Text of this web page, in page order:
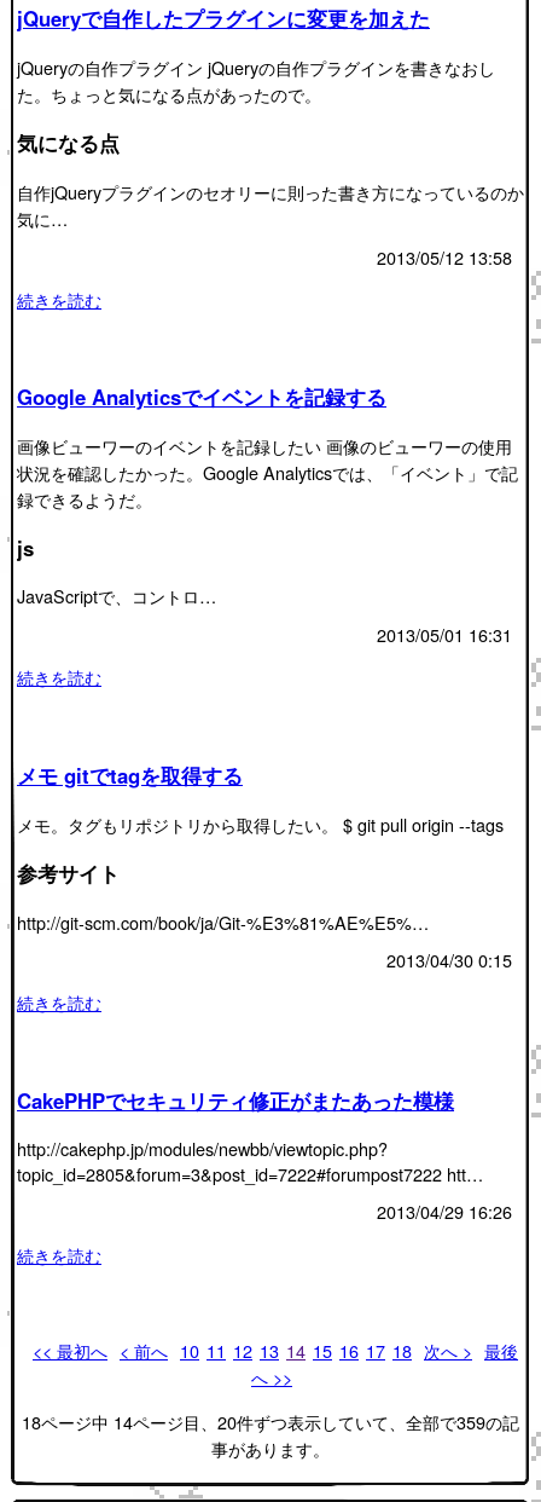
jQueryで自作したプラグインに変更を加えた
jQueryの自作プラグイン jQueryの自作プラグインを書きなおし
た。ちょっと気になる点があったので。
気になる点
自作jQueryプラグインのセオリーに則った書き方になっているのか
気に…
2013/05/12 13:58
続きを読む
Google Analyticsでイベントを記録する
画像ビューワーのイベントを記録したい 画像のビューワーの使用
状況を確認したかった。Google Analyticsでは、「イベント」で記
録できるようだ。
js
JavaScriptで、コントロ…
2013/05/01 16:31
続きを読む
メモ gitでtagを取得する
メモ。タグもリポジトリから取得したい。 $ git pull origin --tags
参考サイト
http://git-scm.com/book/ja/Git-%E3%81%AE%E5%…
2013/04/30 0:15
続きを読む
CakePHPでセキュリティ修正がまたあった模様
http://cakephp.jp/modules/newbb/viewtopic.php?
topic_id=2805&forum=3&post_id=7222#forumpost7222 htt…
2013/04/29 16:26
続きを読む
<< 最初へ < 前へ 10 11 12 13 14 15 16 17 18 次へ > 最後
へ >>
18ページ中 14ページ目、20件ずつ表示していて、全部で359の記
事があります。